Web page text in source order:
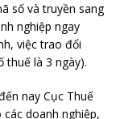
số và truyền sang
nghiệp ngay
việc trao đổi
thuế là 3 ngày).
nay Cục Thuế
doanh nghiệp,